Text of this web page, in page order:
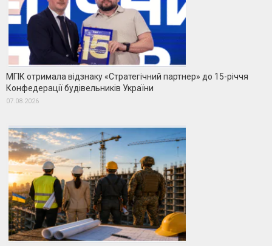
МГІК отримала відзнаку «Стратегічний партнер» до 15-річчя
Конфедерації будівельників України
07.08.2026